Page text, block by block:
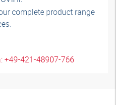
complete product range
+49-421-48907-766